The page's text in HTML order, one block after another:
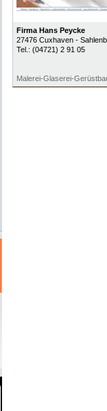
Firma Hans Peycke
27476 Cuxhaven -
Tel.: (04721) 2 91 05
Malerei-Glaserei-